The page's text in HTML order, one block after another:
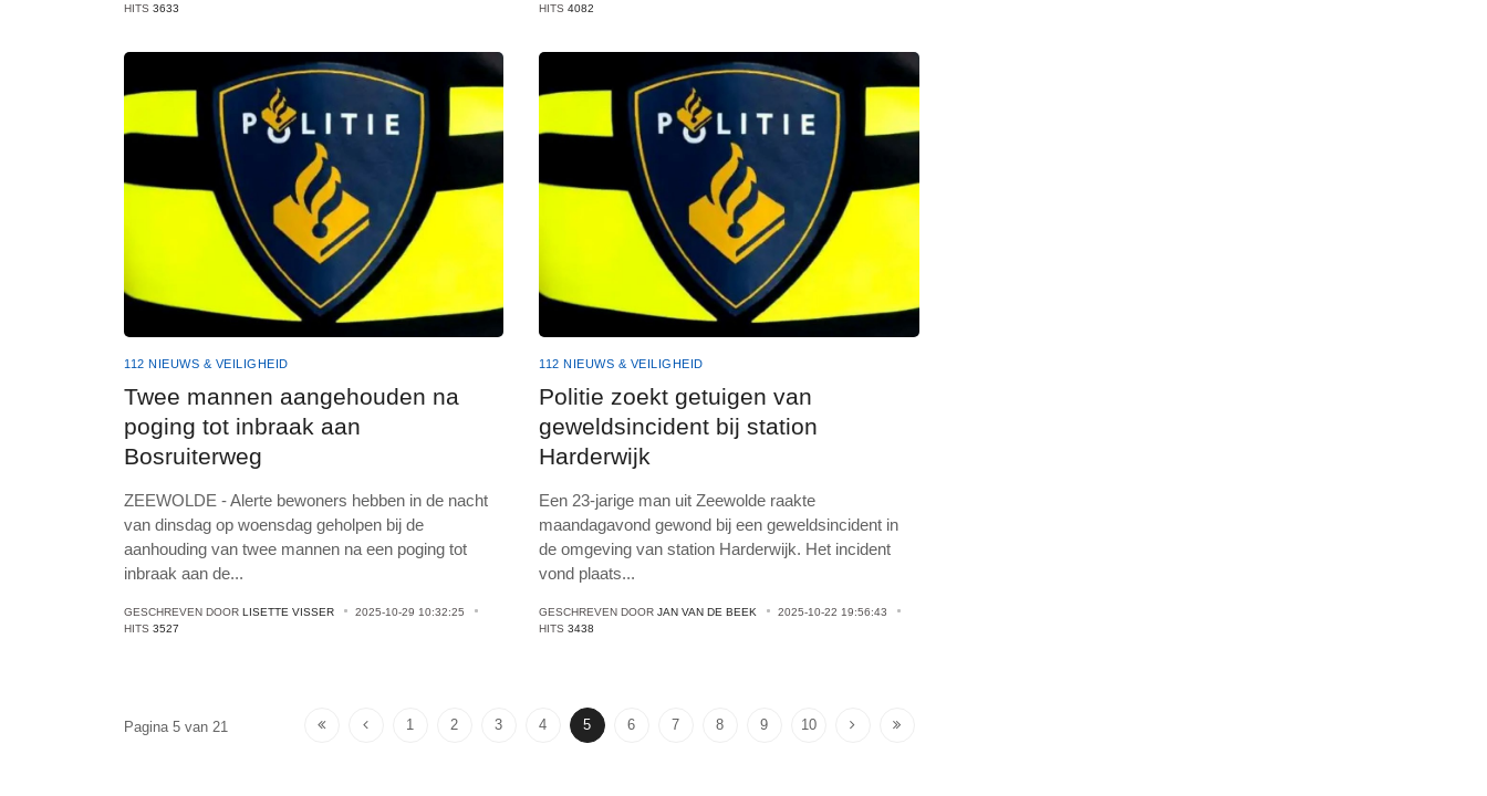
HITS 3633
HITS4082
112 NIEUWS & VEILIGHEID
Twee mannen aangehouden na
poging tot inbraak aan
Bosruiterweg
ZEEWOLDE - Alerte bewoners hebben in de nacht
van dinsdag op woensdag geholpen bij de
aanhouding van twee mannen na een poging tot
inbraak aan de...
GESCHREVEN DOOR LISETTE VISSER
2025-10-29 10:32:25
HITS 3527
112 NIEUWS & VEILIGHEID
Politie zoekt getuigen van
geweldsincident bij station
Harderwijk
Een 23-jarige man uit Zeewolde raakte
maandagavond gewond bij een geweldsincident in
de omgeving van station Harderwijk. Het incident
vond plaats...
GESCHREVEN DOORJAN VAN DE BEEK
2025-10-22 19:56:43
HITS3438
1 2 3 4 5 6 7 8 9 10
Pagina 5 van 21